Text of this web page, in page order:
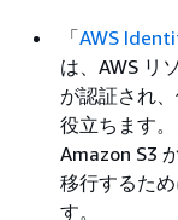
「AWS
は、AWS リ
が認証され
役立ちます
Amazon S3
移行するた
す。